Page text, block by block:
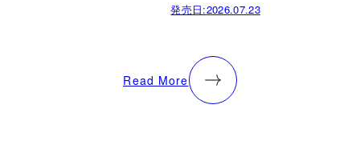
発売日:2026.07.23
Read More